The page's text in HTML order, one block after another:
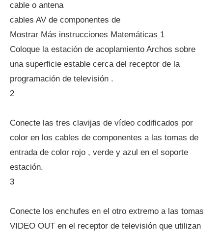
cable o antena
cables AV de componentes de
Mostrar Más instrucciones Matemáticas 1
Coloque la estación de acoplamiento Archos sobre
una superficie estable cerca del receptor de la
programación de televisión .
2
Conecte las tres clavijas de vídeo codificados por
color en los cables de componentes a las tomas de
entrada de color rojo , verde y azul en el soporte
estación.
3
Conecte los enchufes en el otro extremo a las tomas
VIDEO OUT en el receptor de televisión que utilizan